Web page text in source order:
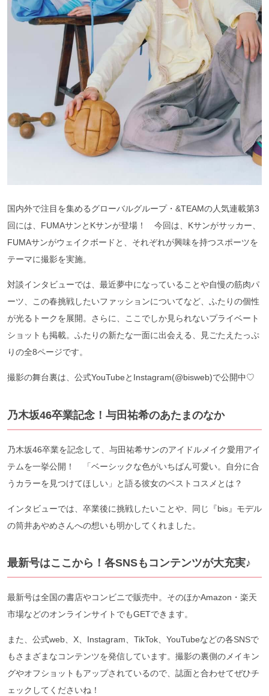
国内外で注目を集めるグローバルグループ・&TEAMの人気連載第3
回には、FUMAサンとKサンが登場！ 今回は、Kサンがサッカー、
FUMAサンがウェイクボードと、それぞれが興味を持つスポーツを
テーマに撮影を実施。
対談インタビューでは、最近夢中になっていることや自慢の筋肉パ
ーツ、この春挑戦したいファッションについてなど、ふたりの個性
が光るトークを展開。さらに、ここでしか見られないプライベート
ショットも掲載。ふたりの新たな一面に出会える、見ごたえたっぷ
りの全8ページです。
撮影の舞台裏は、公式YouTubeとInstagram(@bisweb)で公開中♡
乃木坂46卒業記念！与田祐希のあたまのなか
乃木坂46卒業を記念して、与田祐希サンのアイドルメイク愛用アイ
テムを一挙公開！ 「ベーシックな色がいちばん可愛い。自分に合
うカラーを見つけてほしい」と語る彼女のベストコスメとは？
インタビューでは、卒業後に挑戦したいことや、同じ『bis』モデル
の筒井あやめさんへの想いも明かしてくれました。
最新号はここから！各SNSもコンテンツが大充実♪
最新号は全国の書店やコンビニで販売中。そのほかAmazon・楽天
市場などのオンラインサイトでもGETできます。
また、公式web、X、Instagram、TikTok、YouTubeなどの各SNSで
もさまざまなコンテンツを発信しています。撮影の裏側のメイキン
グやオフショットもアップされているので、誌面と合わせてぜひチ
ェックしてくださいね！